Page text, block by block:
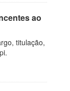
ao
titulação,